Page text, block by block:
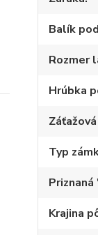
Balík
Rozmer
Hrúbka
Typ
Krajina